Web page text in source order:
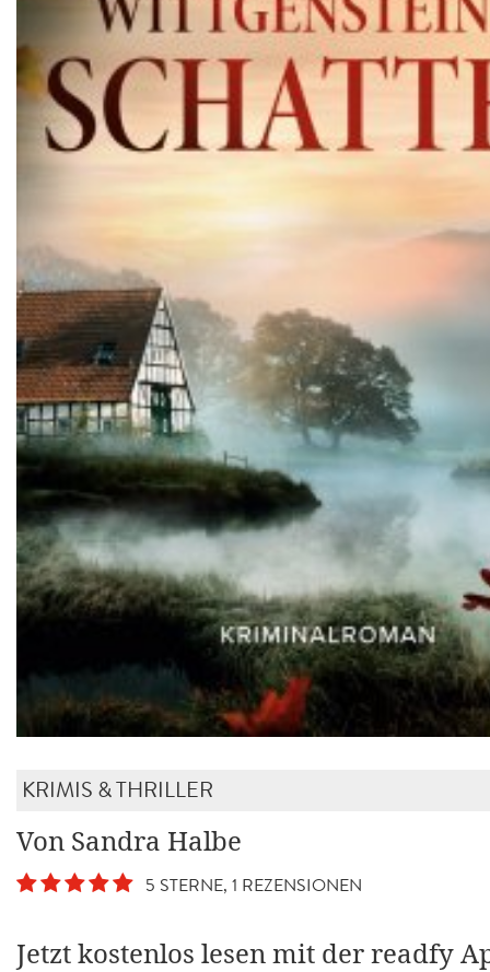
KRIMIS & THRILLER
Von Sandra Halbe
5 STERNE, 1 REZENSIONEN
Jetzt kostenlos lesen mit der readfy